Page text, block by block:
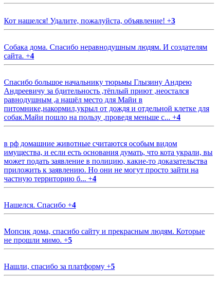
Кот нашелся! Удалите, пожалуйста, объявление! +3
Собака дома. Спасибо неравнодушным людям. И создателям
сайта. +4
Спасибо большое начальнику тюрьмы Глызину Андрею
Андреевичу за бдительность ,тёплый приют ,неостался
равнодушным ,а нашёл место для Майи в
питомнике,накормил,укрыл от дождя и отдельной клетке для
собак.Майи пошло на пользу ,проведя меньше с... +4
в рф домашние животные считаются особым видом
имущества, и если есть основания думать, что кота украли, вы
может подать заявление в полицию, какие-то доказательства
приложить к заявлению. Но они не могут просто зайти на
частную территорию б... +4
Нашелся. Спасибо +4
Мопсик дома, спасибо сайту и прекрасным людям. Которые
не прошли мимо. +5
Нашли, спасибо за платформу +5